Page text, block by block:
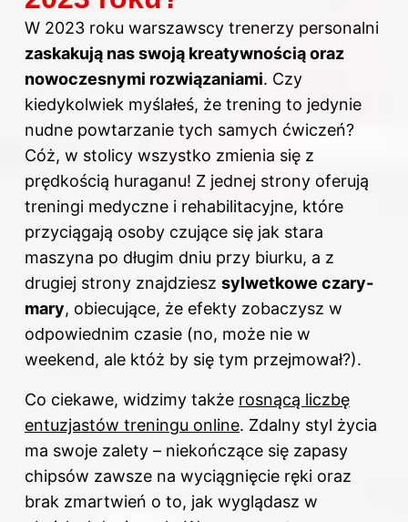
W 2023 roku warszawscy trenerzy personalni
zaskakują nas swoją kreatywnością oraz
nowoczesnymi rozwiązaniami. Czy
kiedykolwiek myślałeś, że trening to jedynie
nudne powtarzanie tych samych ćwiczeń?
Cóż, w stolicy wszystko zmienia się z
prędkością huraganu! Z jednej strony oferują
treningi medyczne i rehabilitacyjne, które
przyciągają osoby czujące się jak stara
maszyna po długim dniu przy biurku, a z
drugiej strony znajdziesz sylwetkowe czary-
mary, obiecujące, że efekty zobaczysz w
odpowiednim czasie (no, może nie w
weekend, ale któż by się tym przejmował?).
Co ciekawe, widzimy także rosnącą liczbę
entuzjastów treningu online. Zdalny styl życia
ma swoje zalety – niekończące się zapasy
chipsów zawsze na wyciągnięcie ręki oraz
brak zmartwień o to, jak wyglądasz w